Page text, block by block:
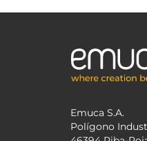
Emuca S.A.
Polígono